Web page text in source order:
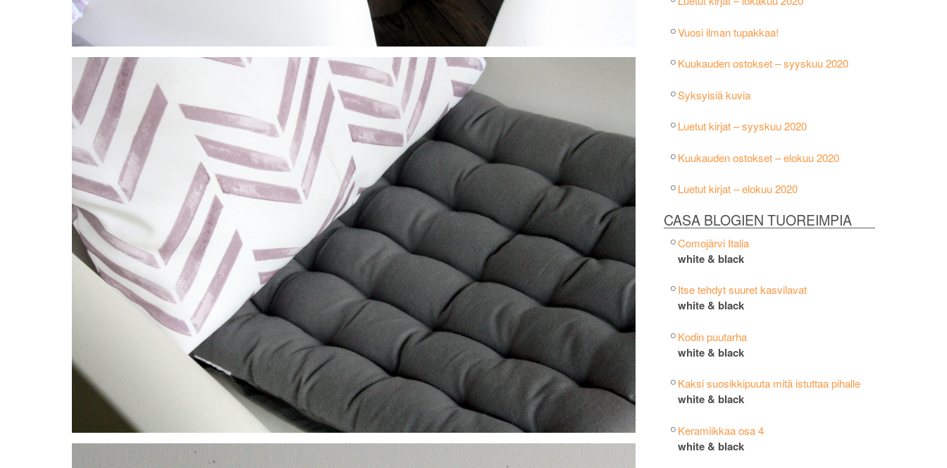
Vuosi ilman tupakkaa!
Kuukauden ostokset – syyskuu 2020
Syksyisiä kuvia
Luetut kirjat – syyskuu 2020
Kuukauden ostokset – elokuu 2020
Luetut kirjat – elokuu 2020
CASA BLOGIEN TUOREIMPIA
Comojärvi Italia
white & black
Itse tehdyt suuret kasvilavat
white & black
Kodin puutarha
white & black
Kaksi suosikkipuuta mitä istuttaa pihalle
white & black
Keramiikkaa osa 4
white & black